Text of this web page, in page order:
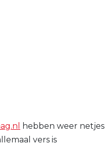
hebben weer netjes
vers is